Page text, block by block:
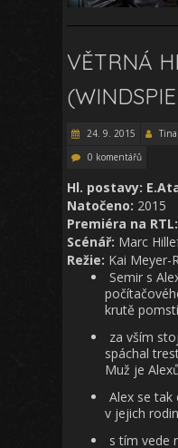
VĚTRNÁ
24. 9. 2015
0 komentářů
Hl. postavy:
Natočeno: 2015
Premiéra na RTL:
Scénář: Marc
Režie: Kai Meyer-
Semir s
krutě
za vším
spáchal
Muž je
Alex se tak
v jejich
s tím vede